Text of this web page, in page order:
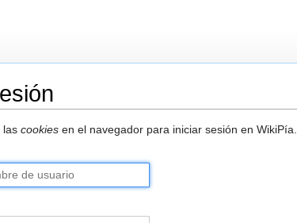
las cookies en el navegador para iniciar sesión en WikiPía.